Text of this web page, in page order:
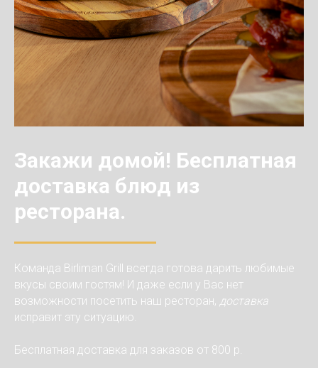
Закажи домой! Бесплатная
доставка блюд из
ресторана.
Команда Birliman Grill всегда готова дарить любимые
вкусы своим гостям! И даже если у Вас нет
возможности посетить наш ресторан, доставка
исправит эту ситуацию.
Бесплатная доставка для заказов от 800 р.